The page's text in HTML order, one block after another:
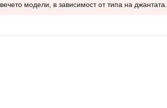
модели, в зависимост от типа на джантата.